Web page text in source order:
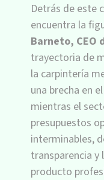
Detrás de este
encuentra la
Barneto, CEO
trayectoria de
la carpintería
una brecha en
mientras el
presupuestos
interminables,
transparencia
producto